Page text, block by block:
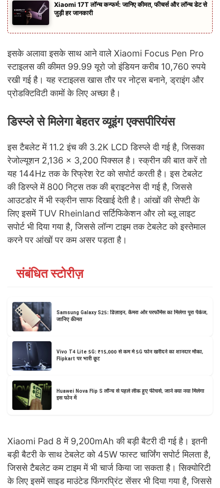
Xiaomi 17T लॉन्च कन्फर्म: जानिए कीमत, फीचर्स और लॉन्च डेट से
जुड़ी हर जानकारी
इसके अलावा इसके साथ आने वाले Xiaomi Focus Pen Pro
स्टाइलस की कीमत 99.99 यूरो जो इंडियन करीब 10,760 रुपये
रखी गई है। यह स्टाइलस खास तौर पर नोट्स बनाने, ड्राइंग और
प्रोडक्टिविटी कामों के लिए अच्छा है।
डिस्प्ले से मिलेगा बेहतर व्यूइंग एक्सपीरियंस
इस टैबलेट में 11.2 इंच की 3.2K LCD डिस्प्ले दी गई है, जिसका
रेजोल्यूशन 2,136 × 3,200 पिक्सल है। स्क्रीन की बात करें तो
यह 144Hz तक के रिफ्रेश रेट को सपोर्ट करती है। इस टेबलेट
की डिस्प्ले में 800 निट्स तक की ब्राइटनेस दी गई है, जिससे
आउटडोर में भी स्क्रीन साफ दिखाई देती है। आंखों की सेफ्टी के
लिए इसमें TUV Rheinland सर्टिफिकेशन और लो ब्लू लाइट
सपोर्ट भी दिया गया है, जिससे लॉन्ग टाइम तक टेबलेट को इस्तेमाल
करने पर आंखों पर कम असर पड़ता है।
संबंधित स्टोरीज़
Samsung Galaxy S25: डिज़ाइन, कैमरा और परफॉर्मेंस का मिलेगा पूरा पैकेज,
जानिए कीमत
Vivo T4 Lite 5G: ₹15,000 से कम में 5G फोन खरीदने का शानदार मौका,
Flipkart पर भारी छूट
Huawei Nova Flip S लॉन्च से पहले लीक हुए फीचर्स, जानें क्या नया मिलेगा
इस फोन में
Xiaomi Pad 8 में 9,200mAh की बड़ी बैटरी दी गई है। इतनी
बड़ी बैटरी के साथ टेबलेट को 45W फास्ट चार्जिंग सपोर्ट मिलता है,
जिससे टैबलेट कम टाइम में भी चार्ज किया जा सकता है। सिक्योरिटी
के लिए इसमें साइड माउंटेड फिंगरप्रिंट सेंसर भी दिया गया है, जिससे